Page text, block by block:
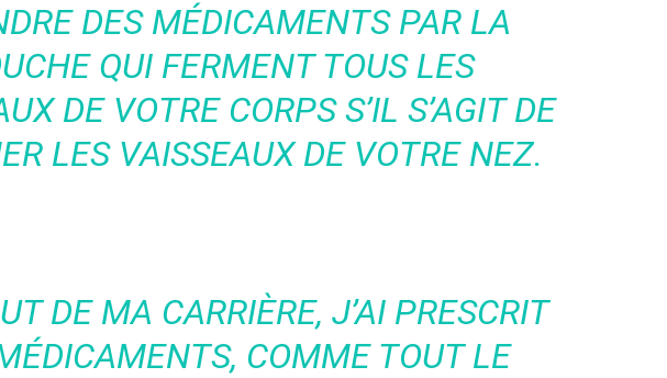
DES MÉDICAMENTS PAR LA
QUI FERMENT TOUS LES
DE VOTRE CORPS S’IL S’AGIT DE
LES VAISSEAUX DE VOTRE NEZ.
DE MA CARRIÈRE, J’AI PRESCRIT
COMME TOUT LE